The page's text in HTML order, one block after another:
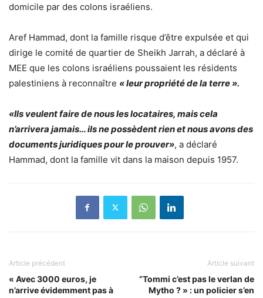
domicile par des colons israéliens.
Aref Hammad, dont la famille risque d’être expulsée et qui
dirige le comité de quartier de Sheikh Jarrah, a déclaré à
MEE que les colons israéliens poussaient les résidents
palestiniens à reconnaître « leur propriété de la terre ».
«Ils veulent faire de nous les locataires, mais cela
n’arrivera jamais… ils ne possèdent rien et nous avons des
documents juridiques pour le prouver», a déclaré
Hammad, dont la famille vit dans la maison depuis 1957.
Article précédent
« Avec 3000 euros, je
n’arrive évidemment pas à
Article suivant
“Tommi c’est pas le verlan de
Mytho ? » : un policier s’en